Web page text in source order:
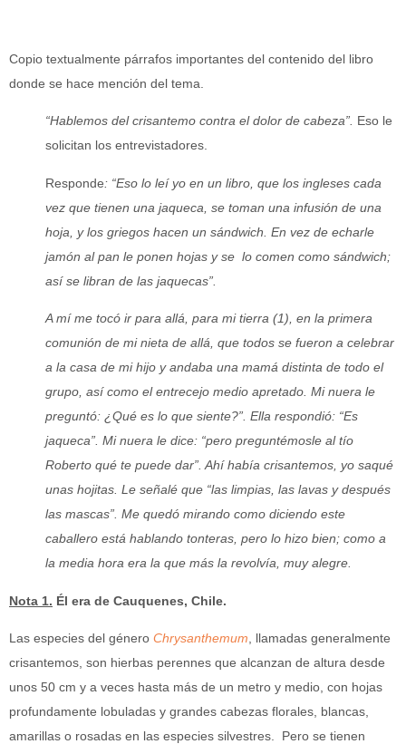
Copio textualmente párrafos importantes del contenido del libro
donde se hace mención del tema.
“Hablemos del crisantemo contra el dolor de cabeza”. Eso le
solicitan los entrevistadores.
Responde: “Eso lo leí yo en un libro, que los ingleses cada
vez que tienen una jaqueca, se toman una infusión de una
hoja, y los griegos hacen un sándwich. En vez de echarle
jamón al pan le ponen hojas y se lo comen como sándwich;
así se libran de las jaquecas”.
A mí me tocó ir para allá, para mi tierra (1), en la primera
comunión de mi nieta de allá, que todos se fueron a celebrar
a la casa de mi hijo y andaba una mamá distinta de todo el
grupo, así como el entrecejo medio apretado. Mi nuera le
preguntó: ¿Qué es lo que siente?”. Ella respondió: “Es
jaqueca”. Mi nuera le dice: “pero preguntémosle al tío
Roberto qué te puede dar”. Ahí había crisantemos, yo saqué
unas hojitas. Le señalé que “las limpias, las lavas y después
las mascas”. Me quedó mirando como diciendo este
caballero está hablando tonteras, pero lo hizo bien; como a
la media hora era la que más la revolvía, muy alegre.
Nota 1. Él era de Cauquenes, Chile.
Las especies del género Chrysanthemum , llamadas generalmente
crisantemos, son hierbas perennes que alcanzan de altura desde
unos 50 cm y a veces hasta más de un metro y medio, con hojas
profundamente lobuladas y grandes cabezas florales, blancas,
amarillas o rosadas en las especies silvestres. Pero se tienen